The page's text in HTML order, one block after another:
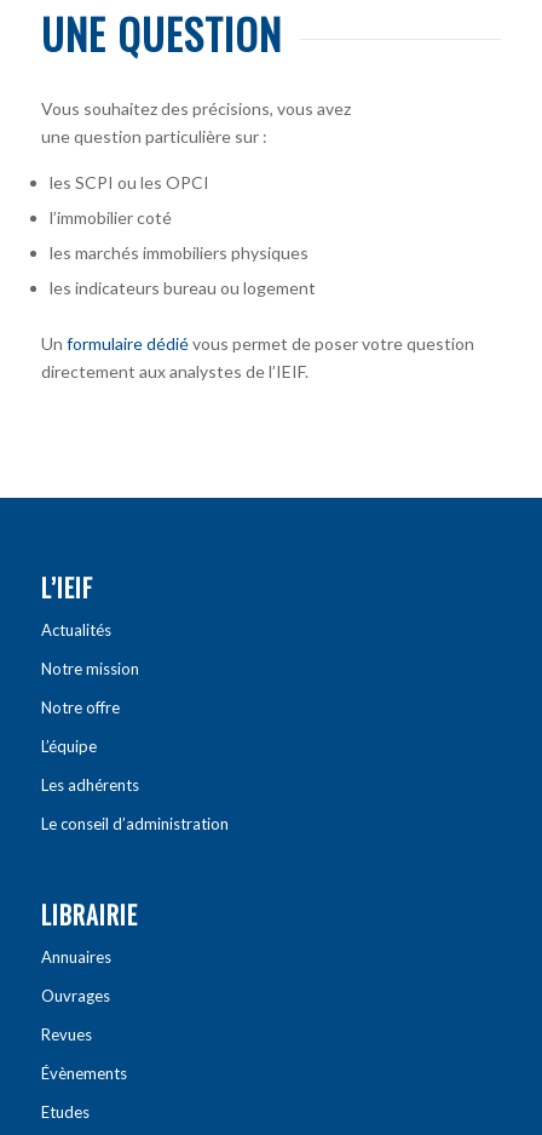
UNE QUESTION
Vous souhaitez des précisions, vous avez
une question particulière sur :
les SCPI ou les OPCI
l’immobilier coté
les marchés immobiliers physiques
les indicateurs bureau ou logement
Un formulaire dédiévous permet de poser votre question
directement aux analystes de l’IEIF.
L’IEIF
Actualités
Notre mission
Notre offre
L’équipe
Les adhérents
Le conseil d’administration
LIBRAIRIE
Annuaires
Ouvrages
Revues
Évènements
Etudes